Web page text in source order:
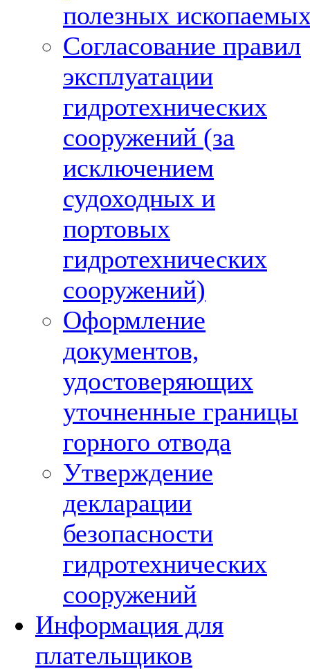
полезных
Согласование правил
эксплуатации
гидротехнических
сооружений (за
исключением
судоходных и
портовых
гидротехнических
сооружений)
Оформление
документов,
удостоверяющих
уточненные границы
горного отвода
Утверждение
декларации
безопасности
гидротехнических
сооружений
Информация для
плательщиков